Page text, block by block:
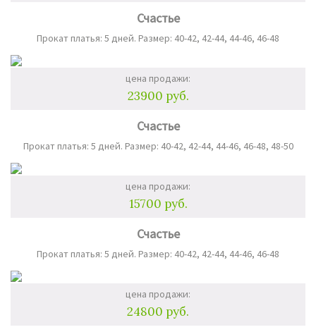
Счастье
Прокат платья: 5 дней. Размер: 40-42, 42-44, 44-46, 46-48
цена продажи:
23900 руб.
Счастье
Прокат платья: 5 дней. Размер: 40-42, 42-44, 44-46, 46-48, 48-50
цена продажи:
15700 руб.
Счастье
Прокат платья: 5 дней. Размер: 40-42, 42-44, 44-46, 46-48
цена продажи:
24800 руб.